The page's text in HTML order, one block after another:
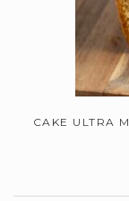
CAKE ULTRA